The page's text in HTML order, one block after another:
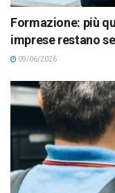
Formazione: più
imprese restano
09/06/2026